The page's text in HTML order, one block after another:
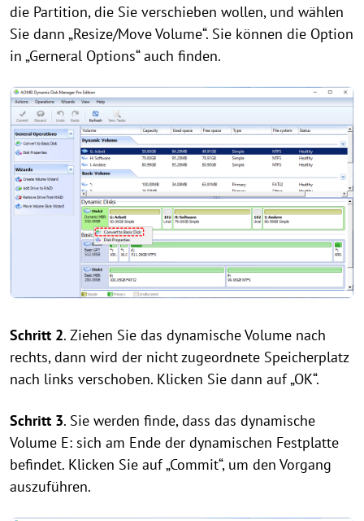
die Partition, die Sie verschieben wollen, und wählen
Sie dann „Resize/Move Volume“. Sie können die Option
in „Gerneral Options“ auch finden.
Schritt 2. Ziehen Sie das dynamische Volume nach
rechts, dann wird der nicht zugeordnete Speicherplatz
nach links verschoben. Klicken Sie dann auf „OK“.
Schritt 3. Sie werden finde, dass das dynamische
Volume E: sich am Ende der dynamischen Festplatte
befindet. Klicken Sie auf „Commit“, um den Vorgang
auszuführen.